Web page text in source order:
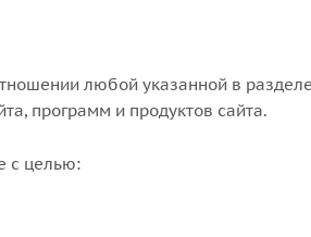
любой указанной в
программ и продуктов сайта.
с целью: